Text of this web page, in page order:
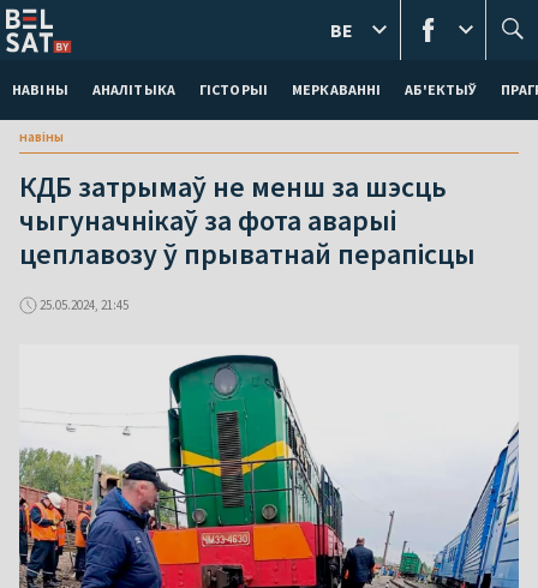
НАВІНЫ АНАЛІТЫКА ГІСТОРЫІ МЕРКАВАННI АБ'ЕКТЫЎ
BE
навіны
КДБ затрымаў не менш за шэсць
чыгуначнікаў за фота аварыі
цеплавозу ў прыватнай перапісцы
25.05.2024, 21:45